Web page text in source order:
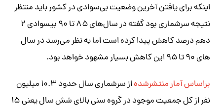
اینکه برای یافتن آخرین وضعیت بی‌سوادی در کشور باید منتظر
نتیجه سرشماری بود گفته در سال‌های ۸۵ تا ۹۰ بیسوادی ۲
دهم درصد کاهش پیدا کرده است اما به نظر می‌رسد در سال
های ۹۰ تا ۹۵ این کاهش بسیار مشهود خواهد بود.
براساس آمار منتشرشده
از سرشماری سال حدود ۱۰.۳ میلیون
نفر از کل جمعیت موجود در گروه سنی بالای شش سال یعنی ۱۵